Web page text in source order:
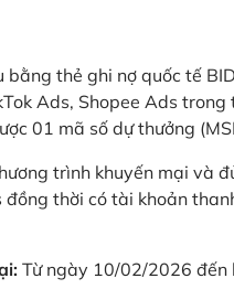
bằng thẻ ghi nợ quốc tế
Ads, Shopee Ads
01 mã số dự thưởng
trình khuyến mại và
thời có tài khoản
Từ ngày 10/02/2026